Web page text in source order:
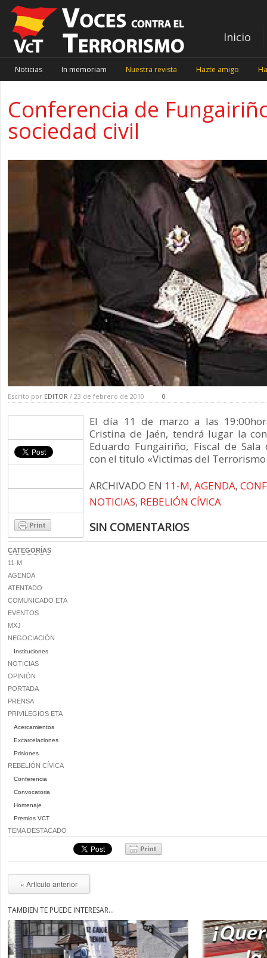
Inicio
Noticias In memoriam Nuestra revista Hazte amigo
Conferencia de
sociedad civil
Escrito por EDITOR / 23 de febrero de 2010 0
CATEGORÍAS
11-M
AGENDA
ATENTADO
COMUNICADO ETA
EVENTOS
MXJ
NEGOCIACIÓN
Instituciones
NOTICIAS
OPINIÓN
PORTADA
PRENSA
PRIVILEGIOS ETA
Acercamientos
Excarcelaciones
Prisiones
REBELIÓN CÍVICA
Conferencia
Convocatoria
Homenaje
Premios VCT
TEMA DESTACADO
El día 11 de marzo a las
Cristina de Jaén, tendrá lugar la
Eduardo Fungairiño, Fiscal de
con el titulo «Victimas del Terrorismo
ARCHIVADO EN 11-M, AGENDA,
NOTICIAS, REBELIÓN CÍVICA
« Artículo anterior
TAMBIÉN TE PUEDE INTERESAR...
SIN COMENTARIOS